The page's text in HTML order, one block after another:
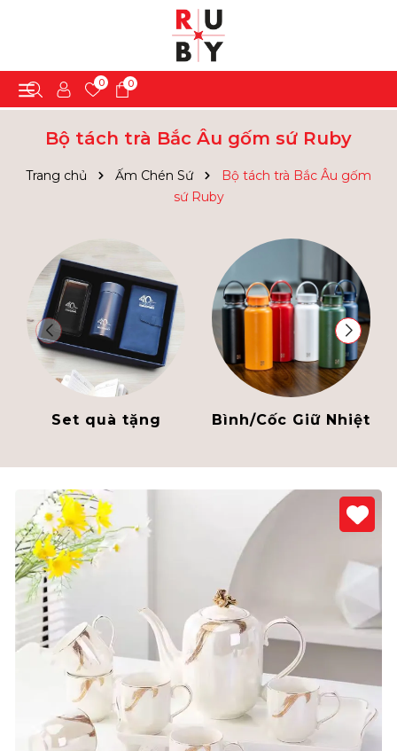
0 0
Bộ tách trà Bắc Âu gốm sứ Ruby
Trang chủ Ấm Chén Sứ
Bộ tách trà Bắc Âu gốm
sứ Ruby
Set quà tặng Bình/Cốc Giữ Nhiệt